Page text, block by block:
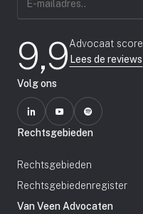
9,9Advocaat score
Lees de reviews
Volg ons
Rechtsgebieden
Rechtsgebieden
Rechtsgebiedenregister
Van Veen Advocaten